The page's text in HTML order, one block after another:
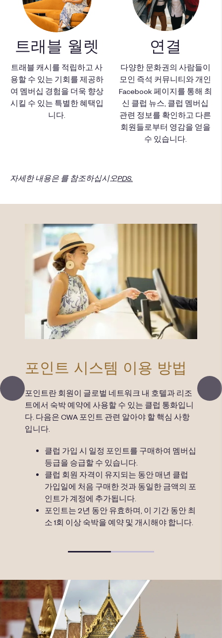
트래블 월렛
트래블 캐시를 적립하고 사
용할 수 있는 기회를 제공하
여 멤버십 경험을 더욱 향상
시킬 수 있는 특별한 혜택입
니다.
연결
다양한 문화권의 사람들이
모인 즉석 커뮤니티와 개인
Facebook 페이지를 통해 최
신 클럽 뉴스, 클럽 멤버십
관련 정보를 확인하고 다른
회원들로부터 영감을 얻을
수 있습니다.
자세한 내용은 를 참조하십시오PDS.
.
립
포인트 시스템 이용 방법
포인트란 회원이 글로벌 네트워크 내 호텔과 리조
트에서 숙박 예약에 사용할 수 있는 클럽 통화입니
다. 다음은 CWA 포인트 관련 알아야 할 핵심 사항
입니다.
클럽 가입 시 일정 포인트를 구매하여 멤버십
등급을 승급할 수 있습니다.
클럽 회원 자격이 유지되는 동안 매년 클럽
가입일에 처음 구매한 것과 동일한 금액의 포
인트가 계정에 추가됩니다.
포인트는 2년 동안 유효하며, 이 기간 동안 최
소 1회 이상 숙박을 예약 및 개시해야 합니다.